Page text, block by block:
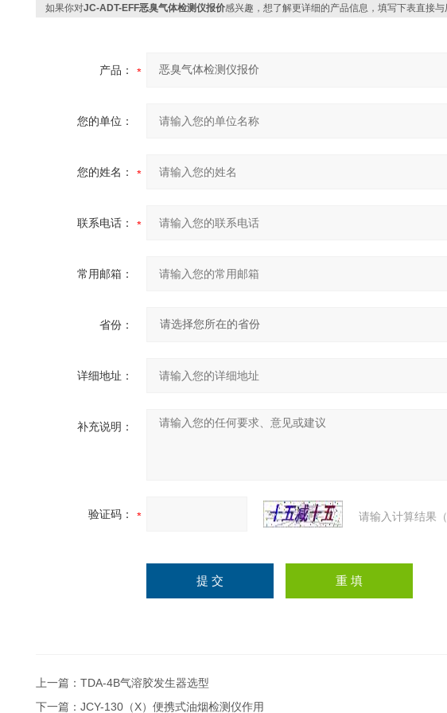
如果你对JC-ADT-EFF恶臭气体检测仪报价感兴趣，想了解更详细的产品信息，填写下表直接与
产品：
您的单位：
您的姓名：
联系电话：
常用邮箱：
省份：
详细地址：
补充说明：
验证码： 请输入计算结果
上一篇： TDA-4B气溶胶发生器选型
下一篇： JCY-130（X）便携式油烟检测仪作用